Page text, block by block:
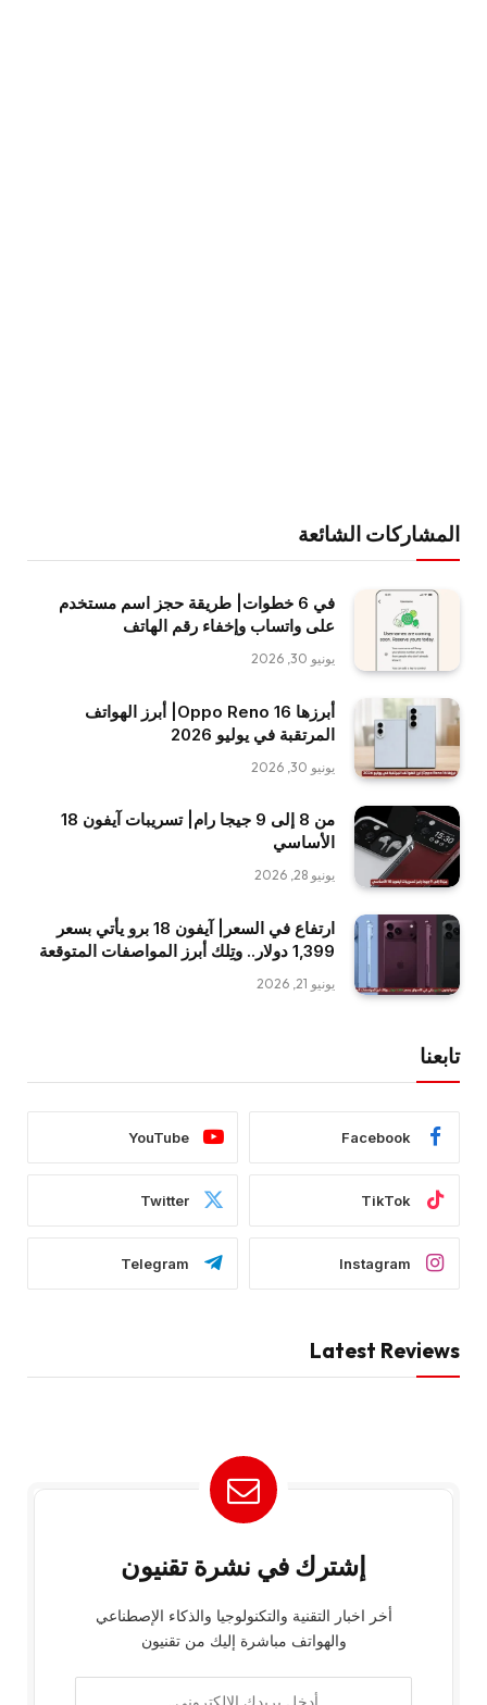
المشاركات الشائعة
في 6 خطوات| طريقة حجز اسم مستخدم
على واتساب وإخفاء رقم الهاتف
يونيو 30, 2026
أبرزها Oppo Reno 16| أبرز الهواتف
المرتقبة في يوليو 2026
يونيو 30, 2026
من 8 إلى 9 جيجا رام| تسريبات آيفون 18
الأساسي
يونيو 28, 2026
ارتفاع في السعر| آيفون 18 برو يأتي بسعر
1,399 دولار.. وتِلك أبرز المواصفات المتوقعة
يونيو 21, 2026
تابعنا
Facebook
YouTube
TikTok
Twitter
Instagram
Telegram
Latest Reviews
إشترك في نشرة تقنيون
أخر اخبار التقنية والتكنولوجيا والذكاء الإصطناعي
والهواتف مباشرة إليك من تقنيون